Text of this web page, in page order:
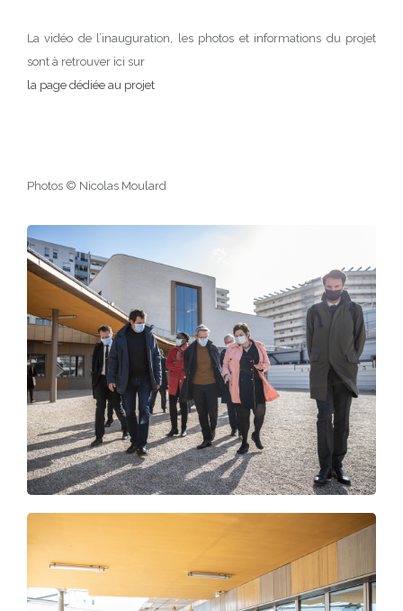
La vidéo de l’inauguration, les photos et informations du projet
sont à retrouver ici sur
la page dédiée au projet
Photos © Nicolas Moulard